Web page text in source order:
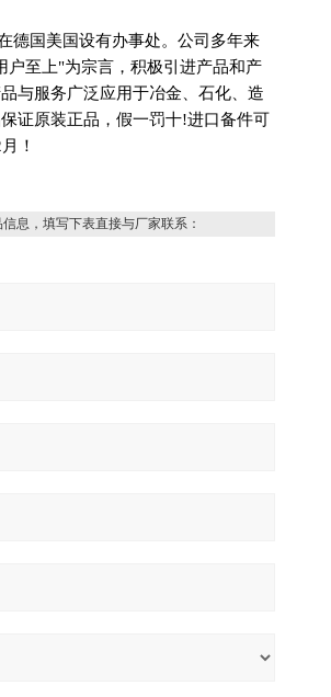
德国美国设有办事处。公司多年来
户至上"为宗言，积极引进产品和产
与服务广泛应用于冶金、石化、造
证原装正品，假一罚十!进口备件可
！
息，填写下表直接与厂家联系：